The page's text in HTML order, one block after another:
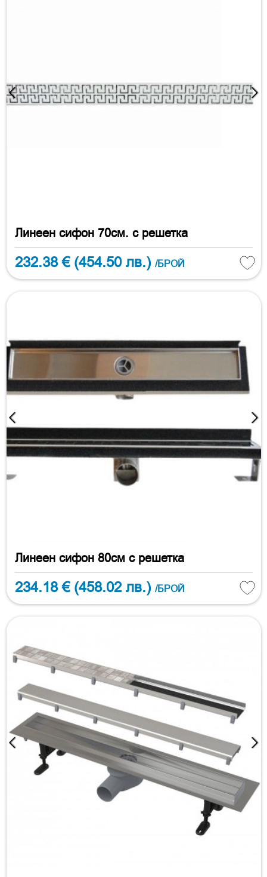
Линеен сифон 70см. с решетка
232.38 € (454.50 лв.) /БРОЙ
Линеен сифон 80см с решетка
234.18 € (458.02 лв.) /БРОЙ